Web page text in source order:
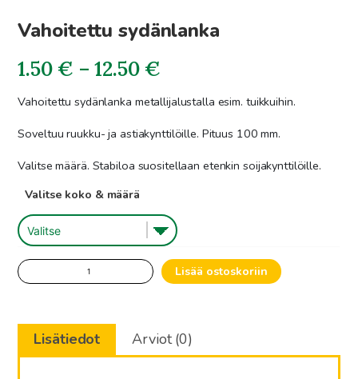
Vahoitettu sydänlanka
1.50€ – 12.50€Hintaluokka:
1.50€
-
12.50€
Vahoitettu sydänlanka metallijalustalla esim. tuikkuihin.
Soveltuu ruukku- ja astiakynttilöille. Pituus 100 mm.
Valitse määrä. Stabiloa suositellaan etenkin soijakynttilöille.
Valitse koko & määrä
Vahoitettu
sydänlanka
Lisää ostoskoriin
Lisätiedot Arviot (0)